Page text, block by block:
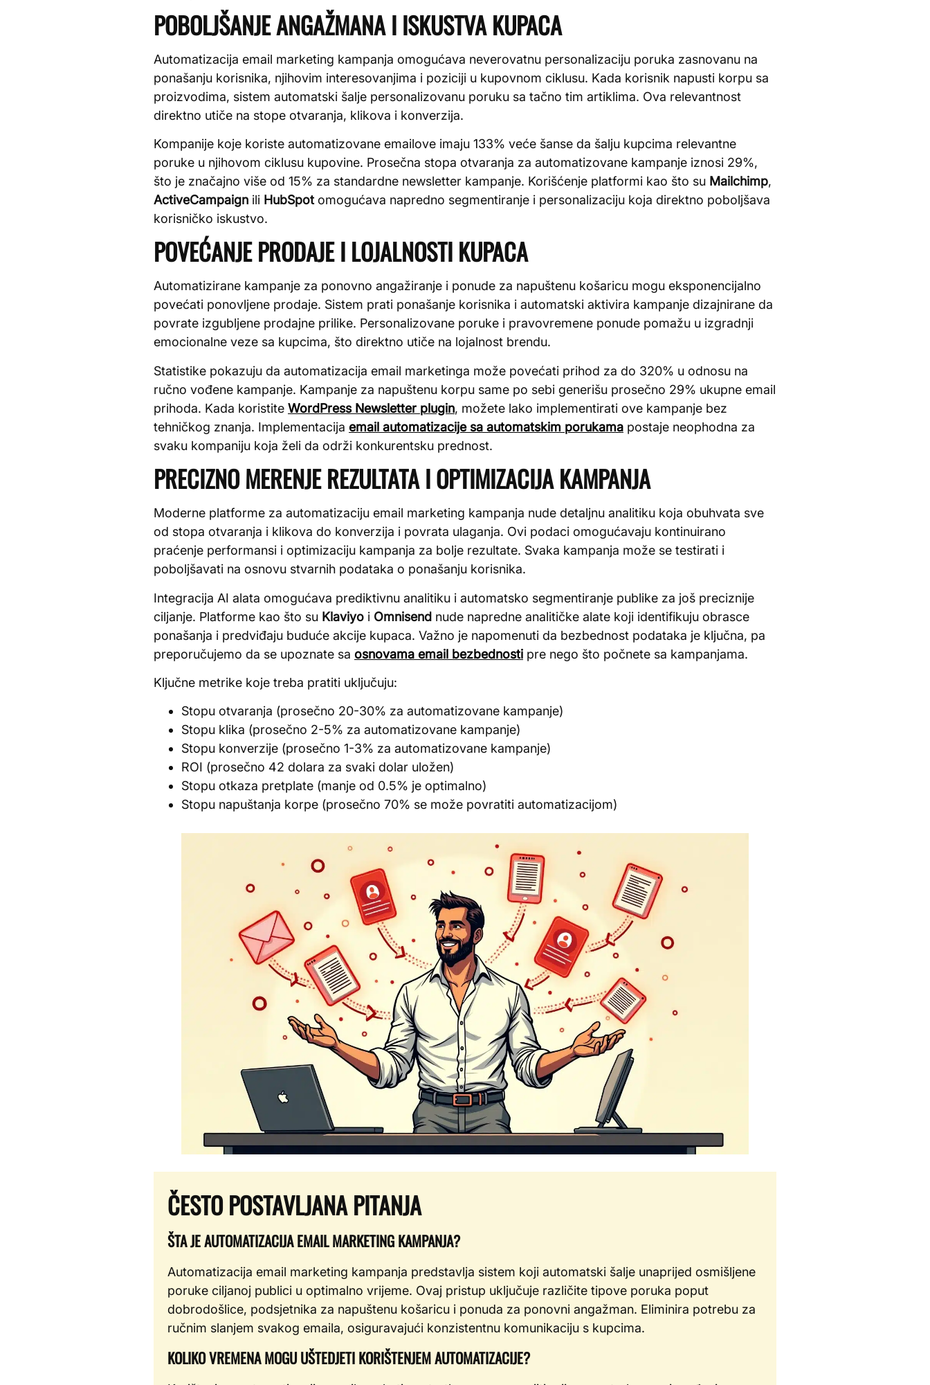
POBOLJŠANJE ANGAŽMANA I ISKUSTVA KUPACA
Automatizacija email marketing kampanja omogućava neverovatnu personalizaciju poruka zasnovanu na
ponašanju korisnika, njihovim interesovanjima i poziciji u kupovnom ciklusu. Kada korisnik napusti korpu sa
proizvodima, sistem automatski šalje personalizovanu poruku sa tačno tim artiklima. Ova relevantnost
direktno utiče na stope otvaranja, klikova i konverzija.
Kompanije koje koriste automatizovane emailove imaju 133% veće šanse da šalju kupcima relevantne
poruke u njihovom ciklusu kupovine. Prosečna stopa otvaranja za automatizovane kampanje iznosi 29%,
što je značajno više od 15% za standardne newsletter kampanje. Korišćenje platformi kao što su Mailchimp,
ActiveCampaign ili HubSpot omogućava napredno segmentiranje i personalizaciju koja direktno poboljšava
korisničko iskustvo.
POVEĆANJE PRODAJE I LOJALNOSTI KUPACA
Automatizirane kampanje za ponovno angažiranje i ponude za napuštenu košaricu mogu eksponencijalno
povećati ponovljene prodaje. Sistem prati ponašanje korisnika i automatski aktivira kampanje dizajnirane da
povrate izgubljene prodajne prilike. Personalizovane poruke i pravovremene ponude pomažu u izgradnji
emocionalne veze sa kupcima, što direktno utiče na lojalnost brendu.
Statistike pokazuju da automatizacija email marketinga može povećati prihod za do 320% u odnosu na
ručno vođene kampanje. Kampanje za napuštenu korpu same po sebi generišu prosečno 29% ukupne email
prihoda. Kada koristite WordPress Newsletter plugin, možete lako implementirati ove kampanje bez
tehničkog znanja. Implementacija email automatizacije sa automatskim porukama postaje neophodna za
svaku kompaniju koja želi da održi konkurentsku prednost.
PRECIZNO MERENJE REZULTATA I OPTIMIZACIJA KAMPANJA
Moderne platforme za automatizaciju email marketing kampanja nude detaljnu analitiku koja obuhvata sve
od stopa otvaranja i klikova do konverzija i povrata ulaganja. Ovi podaci omogućavaju kontinuirano
praćenje performansi i optimizaciju kampanja za bolje rezultate. Svaka kampanja može se testirati i
poboljšavati na osnovu stvarnih podataka o ponašanju korisnika.
Integracija AI alata omogućava prediktivnu analitiku i automatsko segmentiranje publike za još preciznije
ciljanje. Platforme kao što su Klaviyo i Omnisend nude napredne analitičke alate koji identifikuju obrasce
ponašanja i predviđaju buduće akcije kupaca. Važno je napomenuti da bezbednost podataka je ključna, pa
preporučujemo da se upoznate sa osnovama email bezbednosti pre nego što počnete sa kampanjama.
Ključne metrike koje treba pratiti uključuju:
Stopu otvaranja (prosečno 20-30% za automatizovane kampanje)
Stopu klika (prosečno 2-5% za automatizovane kampanje)
Stopu konverzije (prosečno 1-3% za automatizovane kampanje)
ROI (prosečno 42 dolara za svaki dolar uložen)
Stopu otkaza pretplate (manje od 0.5% je optimalno)
Stopu napuštanja korpe (prosečno 70% se može povratiti automatizacijom)
ČESTO POSTAVLJANA PITANJA
ŠTA JE AUTOMATIZACIJA EMAIL MARKETING KAMPANJA?
Automatizacija email marketing kampanja predstavlja sistem koji automatski šalje unaprijed osmišljene
poruke ciljanoj publici u optimalno vrijeme. Ovaj pristup uključuje različite tipove poruka poput
dobrodošlice, podsjetnika za napuštenu košaricu i ponuda za ponovni angažman. Eliminira potrebu za
ručnim slanjem svakog emaila, osiguravajući konzistentnu komunikaciju s kupcima.
KOLIKO VREMENA MOGU UŠTEDJETI KORIŠTENJEM AUTOMATIZACIJE?